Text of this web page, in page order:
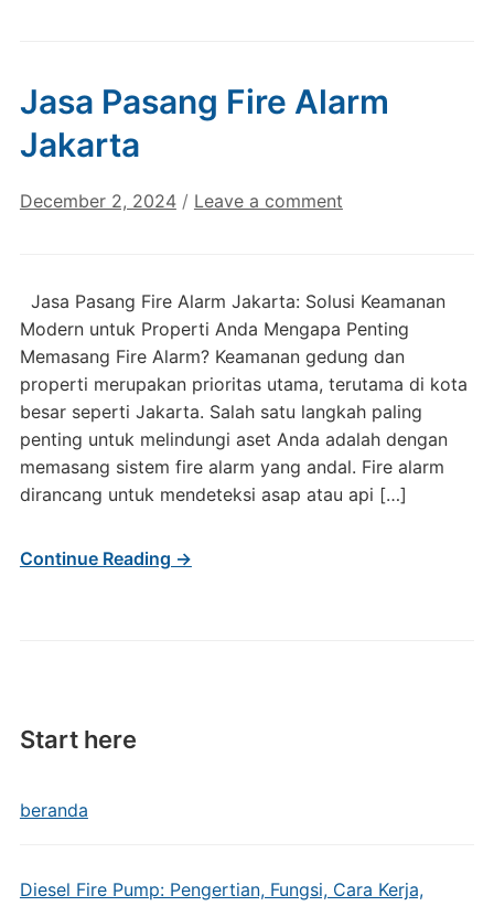
Start here
beranda
Diesel Fire Pump: Pengertian, Fungsi, Cara Kerja,
Jasa Pasang Fire Alarm
Jakarta
December 2, 2024 / Leave a comment
Jasa Pasang Fire Alarm Jakarta: Solusi Keamanan
Modern untuk Properti Anda Mengapa Penting
Memasang Fire Alarm? Keamanan gedung dan
properti merupakan prioritas utama, terutama di kota
besar seperti Jakarta. Salah satu langkah paling
penting untuk melindungi aset Anda adalah dengan
memasang sistem fire alarm yang andal. Fire alarm
dirancang untuk mendeteksi asap atau api […]
Continue Reading →